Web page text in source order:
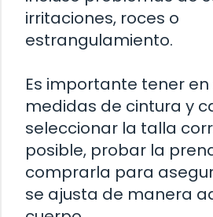
irritaciones, roces o
estrangulamiento.
Es importante tener
medidas de cintura y
seleccionar la talla
posible, probar la
comprarla para
se ajusta de manera